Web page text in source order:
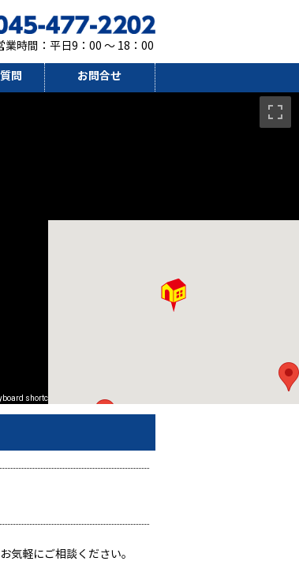
業時間：平日9：00 ～ 18：00
問 お問合せ
shortcuts Image may be subject to copyright
気軽にご相談ください。